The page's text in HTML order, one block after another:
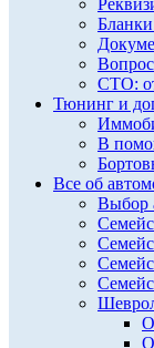
СТО:
Тюнинг и
В
Все об
Выбор
О